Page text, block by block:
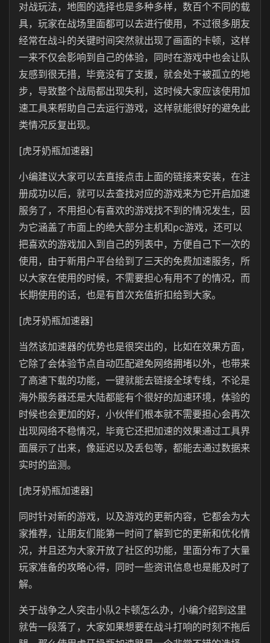
对战玩法，地图的选择也是多种多样，数百个不同的载
具，玩家在战场里面都可以去进行使用，不过很多朋友
经常在战斗的关键时间突然就出现了画面的卡顿，这样
一来不仅会影响到自己的体验，同时在游戏中也会让队
友感到很无措，毕竟没有了支援，就会处于被孤立的地
步，导致整个战局都出现失利，这时候大家应该使用加
速工具来帮助自己去运行游戏，这样就能很好的避免此
类情况反复出现。
[虎牙奶瓶加速器]
小编建议大家可以去直接点击上面的链接来安装，在注
册成功以后，就可以去查找对应的游戏来为它开启加速
服务了，不用担心有喜欢的游戏找不到的情况发生，因
为它涵盖了市面上的绝大部分主机和pc游戏，还可以
把喜欢的游戏加入到自己的列表中，方便自己下一次的
使用，由于新用户平台给到了三天的免费加速服务，所
以大家在使用的时候，不需要担心有用不了的情况，而
长期使用的话，也是有首次充值折扣给到大家。
[虎牙奶瓶加速器]
当然该加速器的优势也是很突出的，比如在效果方面，
它除了会体验节点自动匹配避免网络拥堵以外，也带来
了高速下载的功能，一键就能去链接全球专线，不论是
海外服务器还是大陆都能有个很好的加速环境，体验的
时候也会更加的好，小伙伴们根本就不需要担心会再次
出现网络不稳情况，毕竟它还把加速的效果通过工具界
面展示了出来，像延迟以及丢包等，都能去通过数据来
实时的监测。
[虎牙奶瓶加速器]
同时针对新的游戏，以及游戏的更新内容，它都会为大
家推荐，让朋友们能第一时间了解到它的更新和优化情
况，并且还为大家开放了社区的功能，里面分布了大量
玩家准备的攻略心得，同时一些资讯信息也是能及时了
解。
关于战争之人突击小队2卡顿怎么办，小编介绍到这里
就告一段落了，大家如果想要在战斗打响的时刻不拖后